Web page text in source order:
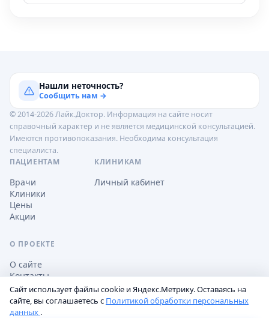
Нашли неточность?
Сообщить нам →
© 2014-2026 Лайк.Доктор. Информация на сайте носит
справочный характер и не является медицинской консультацией.
Имеются противопоказания. Необходима консультация
специалиста.
ПАЦИЕНТАМ
Врачи
Клиники
Цены
Акции
КЛИНИКАМ
Личный кабинет
О ПРОЕКТЕ
О сайте
Контакты
Сайт использует файлы cookie и Яндекс.Метрику. Оставаясь на
сайте, вы соглашаетесь с Политикой обработки персональных
данных .